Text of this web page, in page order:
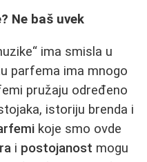
Ne baš uvek
ima smisla u
parfema ima mnogo
pružaju određeno
istoriju brenda i
koje smo ovde
i postojanost mogu